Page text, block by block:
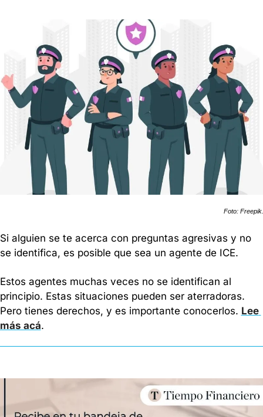
Foto: Freepik.
Si alguien se te acerca con preguntas agresivas y no
se identifica, es posible que sea un agente de ICE.
Estos agentes muchas veces no se identifican al
principio. Estas situaciones pueden ser aterradoras.
Pero tienes derechos, y es importante conocerlos. Lee
más acá.